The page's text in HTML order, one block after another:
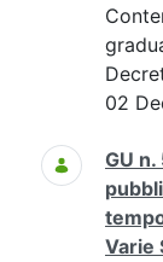
02
GU
Varie